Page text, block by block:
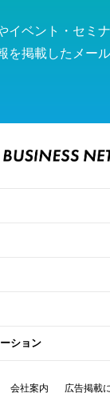
イベント・セミ
を掲載したメー
ション
会社案内 広告掲載